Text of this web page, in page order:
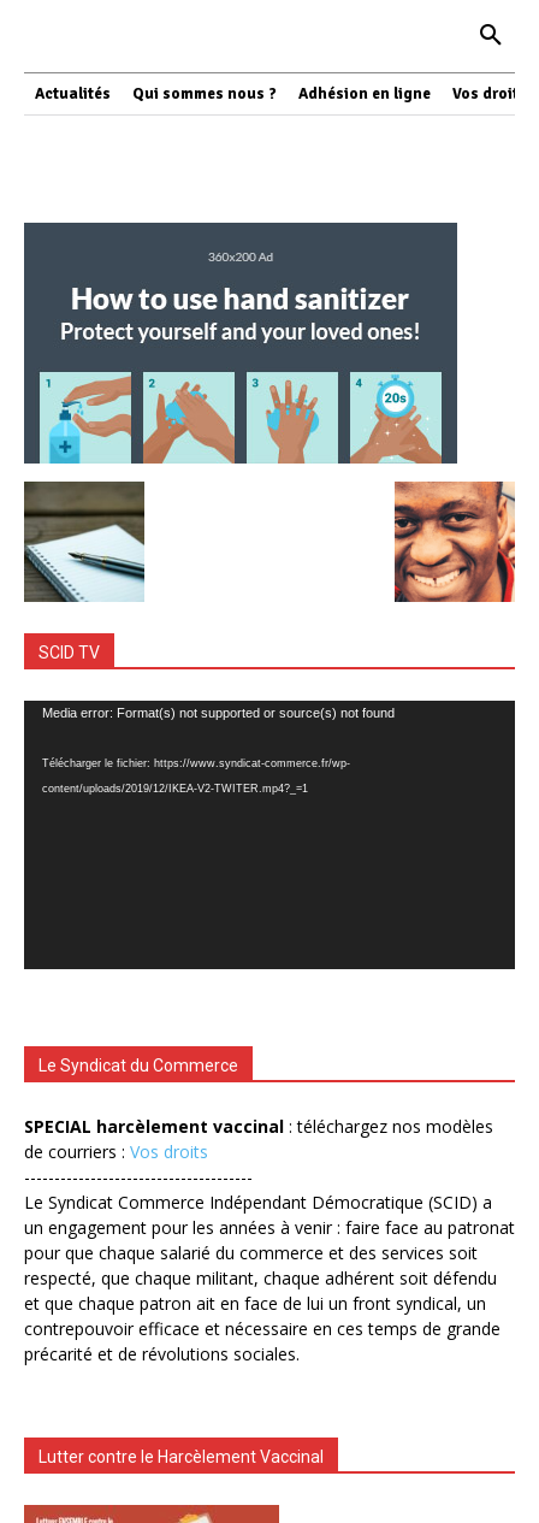
Actualités Qui sommes nous ? Adhésion en ligne Vos droits
SCID TV
Lecteur
Media error: Format(s) not supported or source(s) not found
Télécharger le fichier: https://www.syndicat-commerce.fr/wp-
content/uploads/2019/12/IKEA-V2-TWITER.mp4?_=1
Le Syndicat du Commerce
SPECIAL harcèlement vaccinal : téléchargez nos modèles
de courriers : Vos droits
--------------------------------------
Le Syndicat Commerce Indépendant Démocratique (SCID) a
un engagement pour les années à venir : faire face au patronat
pour que chaque salarié du commerce et des services soit
respecté, que chaque militant, chaque adhérent soit défendu
et que chaque patron ait en face de lui un front syndical, un
contrepouvoir efficace et nécessaire en ces temps de grande
précarité et de révolutions sociales.
Lutter contre le Harcèlement Vaccinal